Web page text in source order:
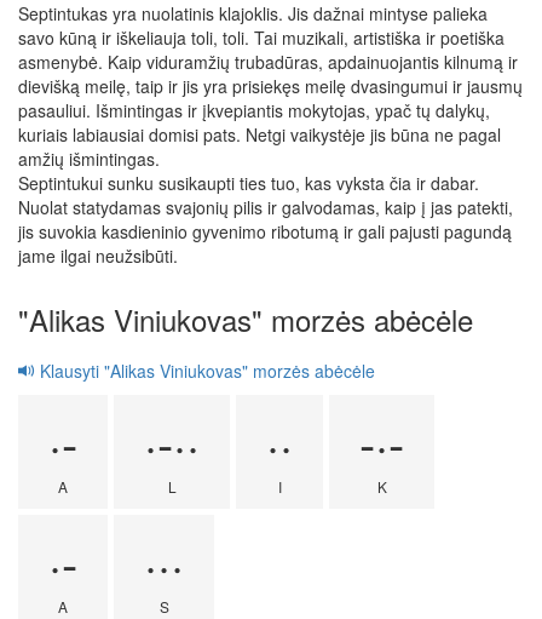
Septintukas yra nuolatinis klajoklis. Jis dažnai mintyse palieka
savo kūną ir iškeliauja toli, toli. Tai muzikali, artistiška ir poetiška
asmenybė. Kaip viduramžių trubadūras, apdainuojantis kilnumą ir
dievišką meilę, taip ir jis yra prisiekęs meilę dvasingumui ir jausmų
pasauliui. Išmintingas ir įkvepiantis mokytojas, ypač tų dalykų,
kuriais labiausiai domisi pats. Netgi vaikystėje jis būna ne pagal
amžių išmintingas.
Septintukui sunku susikaupti ties tuo, kas vyksta čia ir dabar.
Nuolat statydamas svajonių pilis ir galvodamas, kaip į jas patekti,
jis suvokia kasdieninio gyvenimo ribotumą ir gali pajusti pagundą
jame ilgai neužsibūti.
"Alikas Viniukovas" morzės abėcėle
Klausyti "Alikas Viniukovas" morzės abėcėle
·-
A
·-··
L
··
I
-·-
K
·-
A
···
S